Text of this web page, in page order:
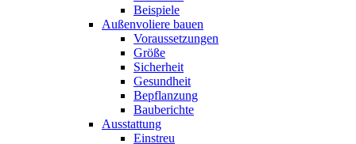
Beispiele
Außenvoliere bauen
Voraussetzungen
Größe
Sicherheit
Gesundheit
Bepflanzung
Bauberichte
Ausstattung
Einstreu